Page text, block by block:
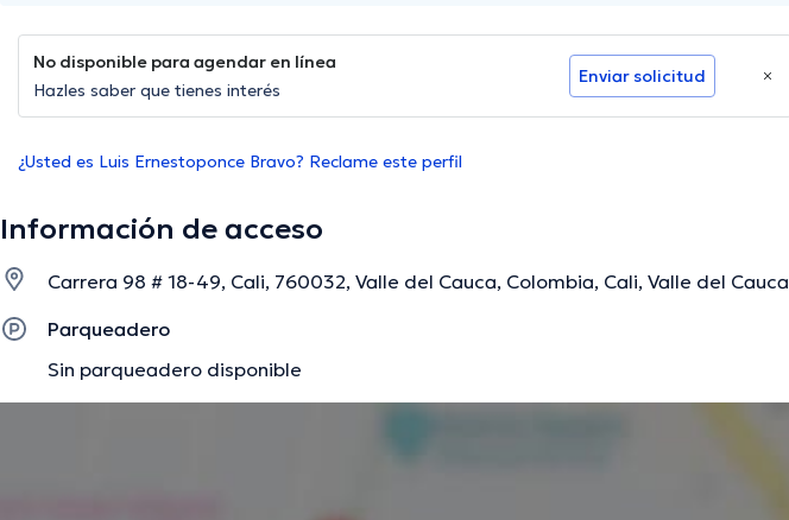
No disponible para agendar en línea
Hazles saber que tienes interés
Enviar solicitud
¿Usted es Luis Ernestoponce Bravo? Reclame este perfil
Información de acceso
Carrera 98 # 18-49, Cali, 760032, Valle del Cauca, Colombia, Cali, Valle del Cauca
Parqueadero
Sin parqueadero disponible